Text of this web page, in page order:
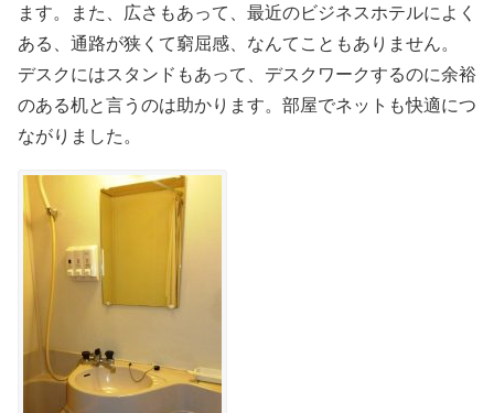
ます。また、広さもあって、最近のビジネスホテルによく
ある、通路が狭くて窮屈感、なんてこともありません。
デスクにはスタンドもあって、デスクワークするのに余裕
のある机と言うのは助かります。部屋でネットも快適につ
ながりました。